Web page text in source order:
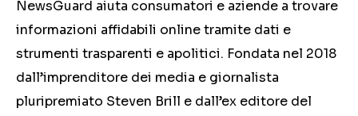
NewsGuard aiuta consumatori e aziende a trovare
informazioni affidabili online tramite dati e
strumenti trasparenti e apolitici. Fondata nel 2018
dall’imprenditore dei media e giornalista
pluripremiato Steven Brill e dall’ex editore del